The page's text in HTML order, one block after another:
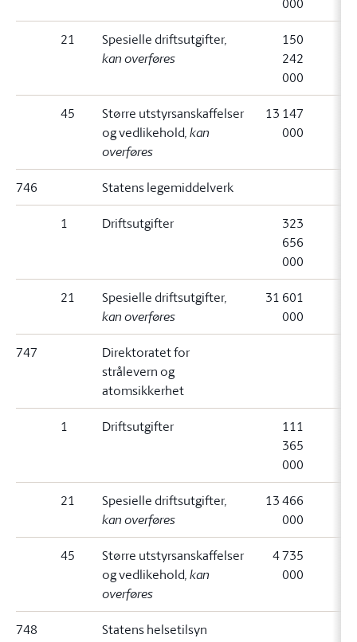
21 Spesielle driftsutgifter,
kan overføres
150
242
000
45
Større utstyrsanskaffelser
og vedlikehold, kan
overføres
13 147
000
746 Statens legemiddelverk
1 Driftsutgifter
323
656
000
21 Spesielle driftsutgifter,
kan overføres
31 601
000
747
Direktoratet for
strålevern og
atomsikkerhet
1 Driftsutgifter
111
365
000
21 Spesielle driftsutgifter,
kan overføres
13 466
000
45
Større utstyrsanskaffelser
og vedlikehold, kan
overføres
4 735
000
748 Statens helsetilsyn